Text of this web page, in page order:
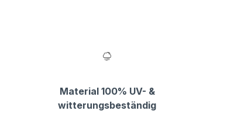
Material 100% UV- &
witterungsbeständig